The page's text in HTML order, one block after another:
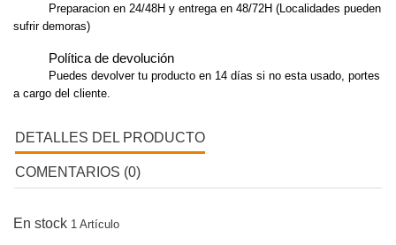
Preparacion en 24/48H y entrega en 48/72H (Localidades pueden
sufrir demoras)
Política de devolución
Puedes devolver tu producto en 14 días si no esta usado, portes
a cargo del cliente.
DETALLES DEL PRODUCTO
COMENTARIOS (0)
En stock 1 Artículo